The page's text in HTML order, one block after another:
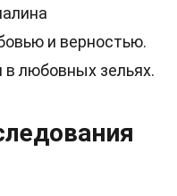
и верностью.
в любовных зельях.